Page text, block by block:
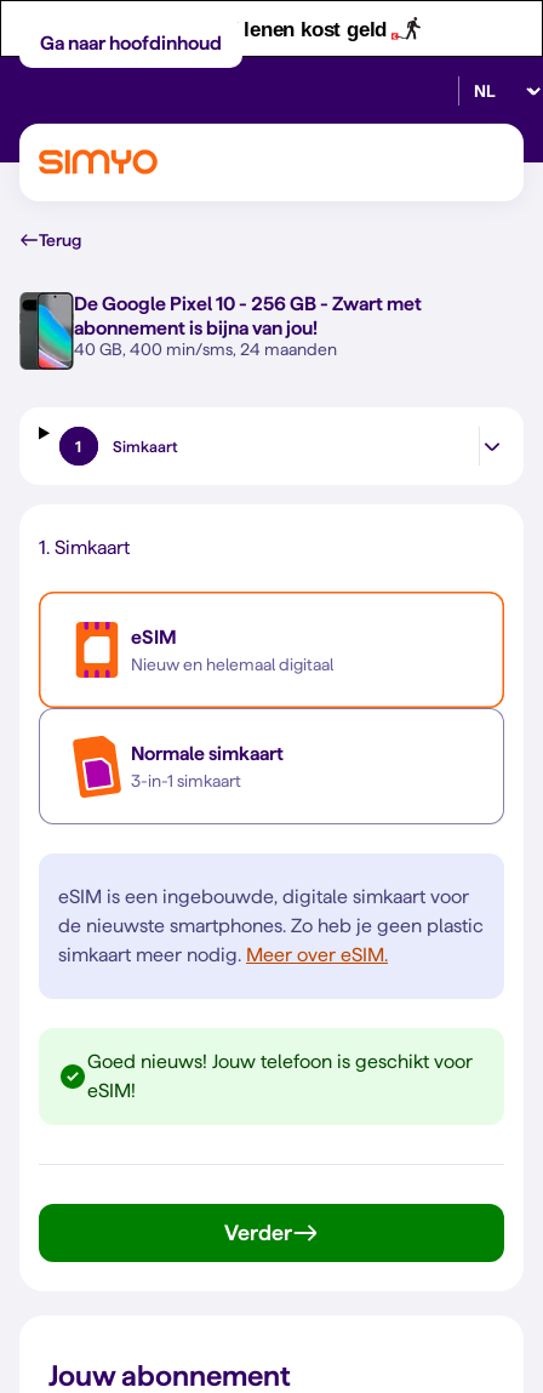
Let op! Geld lenen kost geld
Ga naar hoofdinhoud
Terug
DeGoogle Pixel 10 - 256 GB - Zwartmet
abonnement is bijna van jou!
40 GB, 400 min/sms, 24 maanden
1 Simkaart
1. Simkaart
Normale simkaart
3-in-1 simkaart
eSIM
Nieuw en helemaal digitaal
eSIM is een ingebouwde, digitale simkaart voor
de nieuwste smartphones. Zo heb je geen plastic
simkaart meer nodig. Meer over eSIM.
Goed nieuws! Jouw telefoon is geschikt voor
eSIM!
Verder
Jouw abonnement